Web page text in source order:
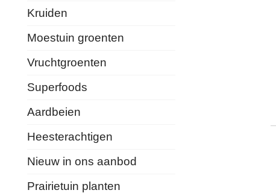
Kruiden
Moestuin groenten
Vruchtgroenten
Superfoods
Aardbeien
Heesterachtigen
Nieuw in ons aanbod
Prairietuin planten